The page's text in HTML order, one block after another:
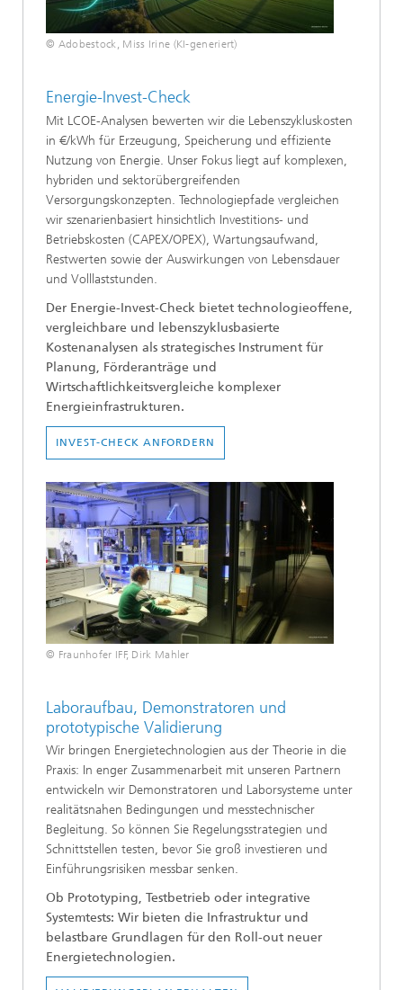
© Adobestock, Miss Irine (KI-generiert)
Energie-Invest-Check
Mit LCOE-Analysen bewerten wir die Lebenszykluskosten
in €/kWh für Erzeugung, Speicherung und effiziente
Nutzung von Energie. Unser Fokus liegt auf komplexen,
hybriden und sektorübergreifenden
Versorgungskonzepten. Technologiepfade vergleichen
wir szenarienbasiert hinsichtlich Investitions- und
Betriebskosten (CAPEX/OPEX), Wartungsaufwand,
Restwerten sowie der Auswirkungen von Lebensdauer
und Volllaststunden.
Der Energie-Invest-Check bietet technologieoffene,
vergleichbare und lebenszyklusbasierte
Kostenanalysen als strategisches Instrument für
Planung, Förderanträge und
Wirtschaftlichkeitsvergleiche komplexer
Energieinfrastrukturen.
INVEST-CHECK ANFORDERN
© Fraunhofer IFF, Dirk Mahler
Laboraufbau, Demonstratoren und
prototypische Validierung
Wir bringen Energietechnologien aus der Theorie in die
Praxis: In enger Zusammenarbeit mit unseren Partnern
entwickeln wir Demonstratoren und Laborsysteme unter
realitätsnahen Bedingungen und messtechnischer
Begleitung. So können Sie Regelungsstrategien und
Schnittstellen testen, bevor Sie groß investieren und
Einführungsrisiken messbar senken.
Ob Prototyping, Testbetrieb oder integrative
Systemtests: Wir bieten die Infrastruktur und
belastbare Grundlagen für den Roll-out neuer
Energietechnologien.